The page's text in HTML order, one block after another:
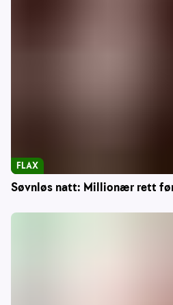
Søvnløs natt: Millionær rett
FLAX